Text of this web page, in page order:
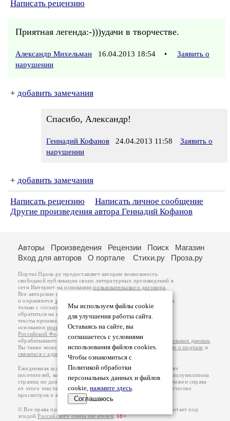
Написать рецензию
Приятная легенда:-)))удачи в творчестве.
Александр Михельман 16.04.2013 18:54 •
Заявить о
нарушении
+ добавить замечания
Спасибо, Александр!
Геннадий Кофанов 24.04.2013 11:58
Заявить о
нарушении
+ добавить замечания
Написать рецензию
Написать личное сообщение
Другие произведения автора Геннадий Кофанов
Мы используем файлы cookie
для улучшения работы сайта.
Оставаясь на сайте, вы
соглашаетесь с условиями
использования файлов cookies.
Чтобы ознакомиться с
Политикой обработки
персональных данных и файлов
cookie, нажмите здесь.
Соглашаюсь
Авторы Произведения Рецензии Поиск
Магазин
Вход для авторов
О портале Стихи.ру Проза.ру
Портал Проза.ру предоставляет авторам возможность
свободной публикации своих литературных произведений в
сети Интернет на основаниипользовательского договора
Все авторские права на произведения принадлежат авторам
и охраняются законом
. Перепечатка произведений возможна
только с согласия его автора, к которому вы можете
обратиться на его авторской странице. Ответственность за
тексты произведений авторы несут самостоятельно на
основанииправил публикацииизаконодательства
Российской Федерации
обрабатываются на основанииПолитики обработки персональных данных
Вы также можете посмотреть более подробнуюинформацию о портале и
связаться с администрацией
Ежедневная аудитория портала Проза.ру – порядка 100 тысяч
посетителей, которые в общей сумме просматривают более полумиллиона
страниц по данным счетчика посещаемости, который расположен справа
от этого текста. В каждой графе указано по две цифры: количество
просмотров и количество посетителей.
© Все права принадлежат авторам, 2000-2026. Портал работает под
эгидойРоссийского союза писателей.18+